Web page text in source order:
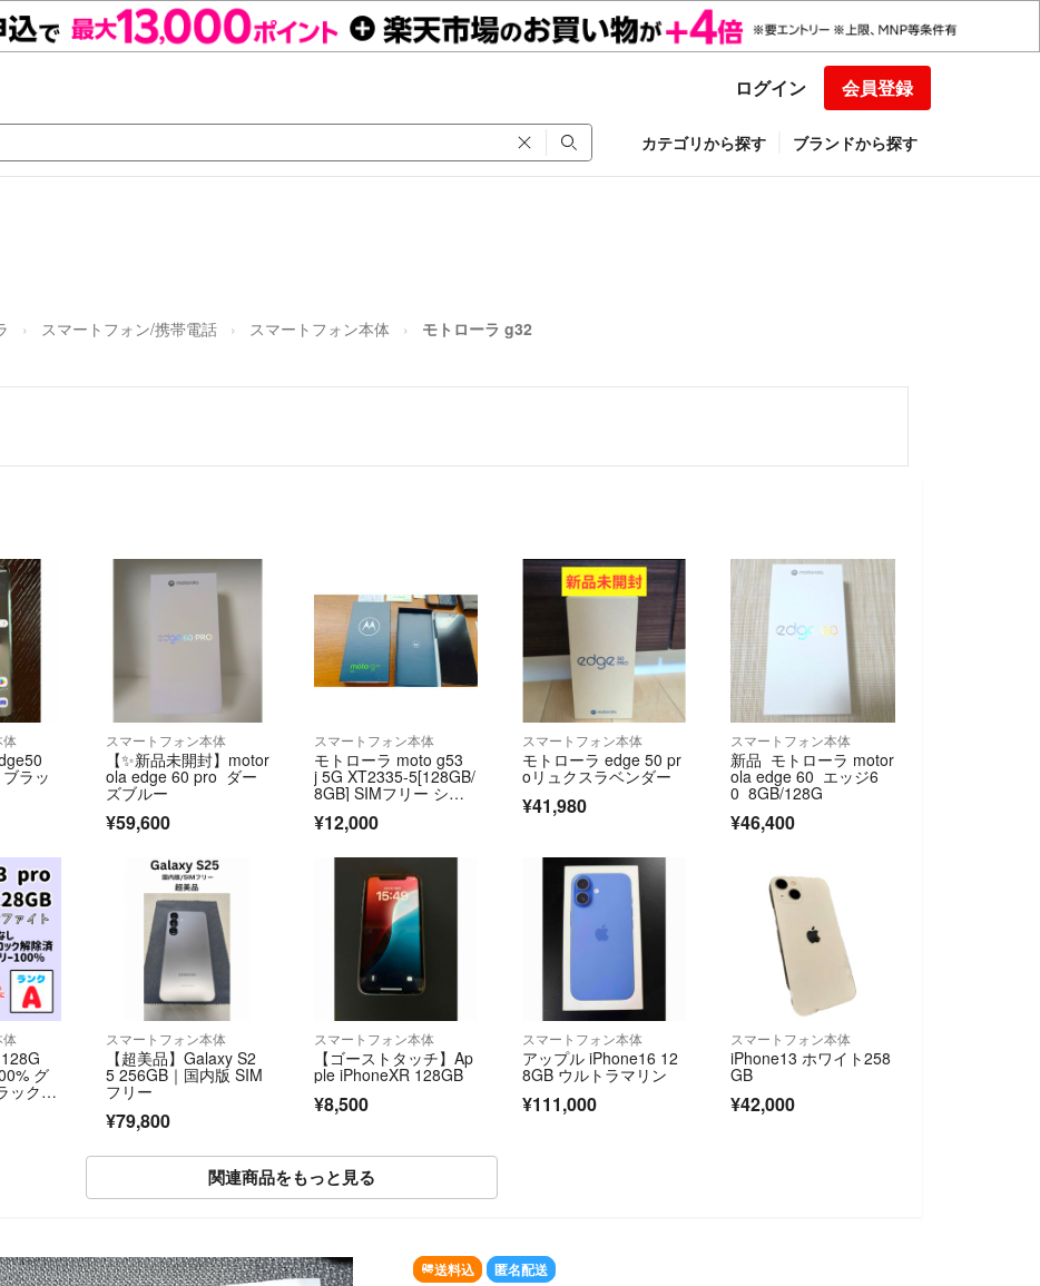
ログイン 会員登録
カテゴリから探す ブランドから探す
スマートフォン/携帯電話 スマートフォン本体 モトローラ g32
体
ラッ
スマートフォン本体
【✨新品未開封】motor
ola edge 60 pro ダー
ズブルー
¥59,600
スマートフォン本体
モトローラ moto g53
j 5G XT2335-5[128GB/
8GB] SIMフリー シル
¥12,000
スマートフォン本体
モトローラ edge 50 pr
oリュクスラベンダー
¥41,980
スマートフォン本体
新品 モトローラ motor
ola edge 60 エッジ6
0 8GB/128G
¥46,400
体
グ
ック
スマートフォン本体
【超美品】Galaxy S2
5 256GB｜国内版 SIM
フリー
¥79,800
スマートフォン本体
【ゴーストタッチ】Ap
ple iPhoneXR 128GB
¥8,500
スマートフォン本体
アップル iPhone16 12
8GB ウルトラマリン
¥111,000
スマートフォン本体
iPhone13 ホワイト258
GB
¥42,000
関連商品をもっと見る
SOLD OUT
送料込 匿名配送